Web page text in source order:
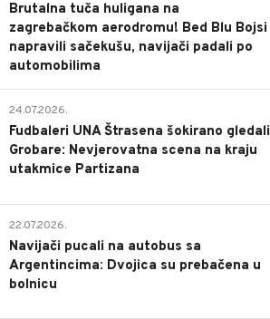
Brutalna tuča huligana na
zagrebačkom aerodromu! Bed Blu Bojsi
napravili sačekušu, navijači padali po
automobilima
24.07.2026.
Fudbaleri UNA Štrasena šokirano gledali
Grobare: Nevjerovatna scena na kraju
utakmice Partizana
22.07.2026.
Navijači pucali na autobus sa
Argentincima: Dvojica su prebačena u
bolnicu